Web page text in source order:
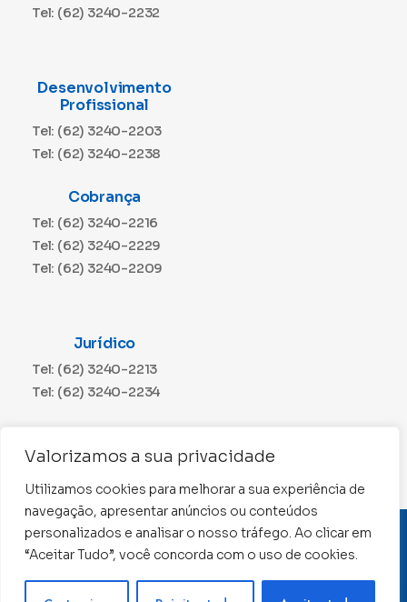
Valorizamos a sua privacidade
Utilizamos cookies para melhorar a sua experiência de
navegação, apresentar anúncios ou conteúdos
personalizados e analisar o nosso tráfego. Ao clicar em
“Aceitar Tudo”, você concorda com o uso de cookies.
Tel: (62) 3240-2232
Desenvolvimento
Profissional
Tel: (62) 3240-2203
Tel: (62) 3240-2238
Cobrança
Tel: (62) 3240-2216
Tel: (62) 3240-2229
Tel: (62) 3240-2209
Jurídico
Tel: (62) 3240-2213
Tel: (62) 3240-2234
Tel: (62) 3240-2230
CNPJ: 01.015.676/0001-11
Conselho Regional de Contabilidade de Goiás 2022 –
Todos os direitos reservados
Precisa de ajuda ?